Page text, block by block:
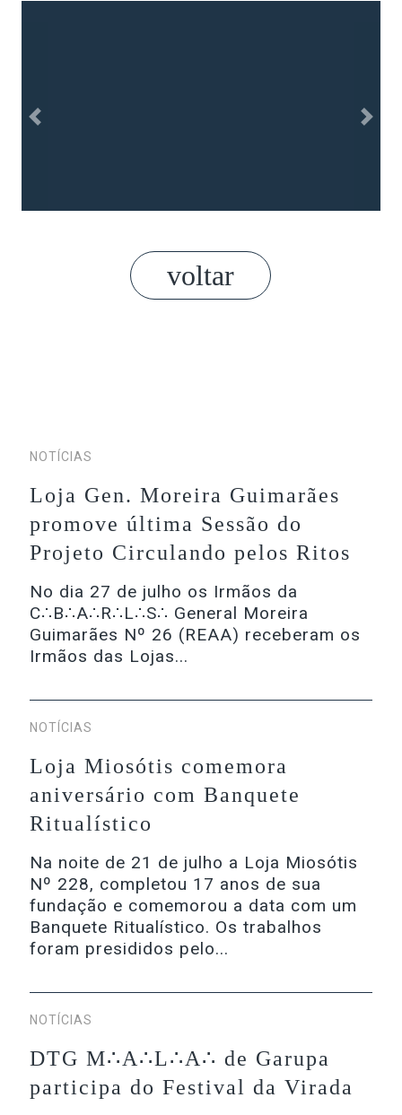
Anterior
voltar
NOTÍCIAS
Loja Gen. Moreira Guimarães
promove última Sessão do
Projeto Circulando pelos Ritos
No dia 27 de julho os Irmãos da
C∴B∴A∴R∴L∴S∴ General Moreira
Guimarães Nº 26 (REAA) receberam os
Irmãos das Lojas...
NOTÍCIAS
Loja Miosótis comemora
aniversário com Banquete
Ritualístico
Na noite de 21 de julho a Loja Miosótis
Nº 228, completou 17 anos de sua
fundação e comemorou a data com um
Banquete Ritualístico. Os trabalhos
foram presididos pelo...
NOTÍCIAS
DTG M∴A∴L∴A∴ de Garupa
participa do Festival da Virada